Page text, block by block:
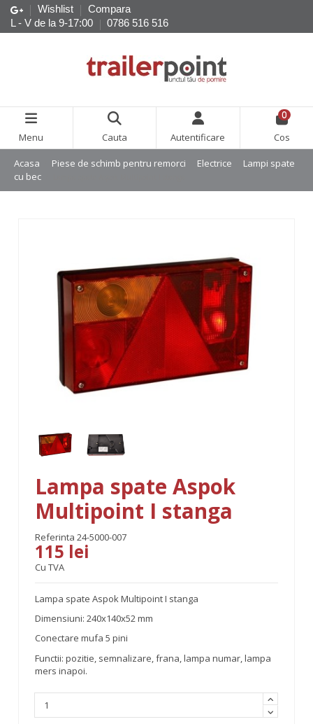
Wishlist
Compara
L - V de la 9-17:00
0786 516 516
Menu Cauta Autentificare
0
Cos
Acasa Piese de schimb pentru remorci Electrice
Lampi spate
cu bec
Lampa spate Aspok
Multipoint I stanga
Referinta 24-5000-007
115 lei
Cu TVA
Lampa spate Aspok Multipoint I stanga
Dimensiuni: 240x140x52 mm
Conectare mufa 5 pini
Functii: pozitie, semnalizare, frana, lampa numar, lampa
mers inapoi.